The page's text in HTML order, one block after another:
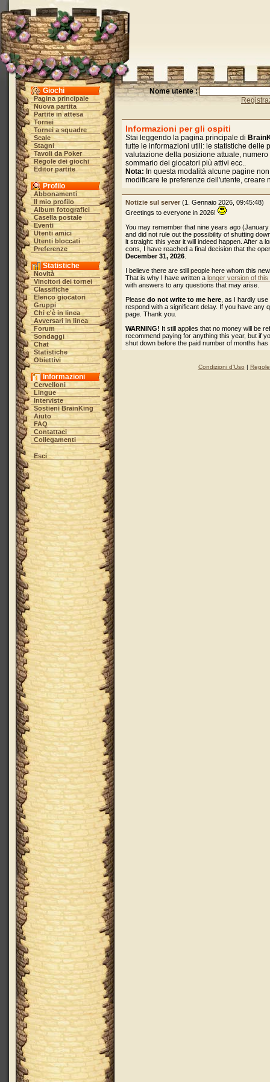
Giochi
Pagina principale
Nuova partita
Partite in attesa
Tornei
Tornei a squadre
Scale
Stagni
Tavoli da Poker
Regole dei giochi
Editor partite
Profilo
Abbonamenti
Il mio profilo
Album fotografici
Casella postale
Eventi
Utenti amici
Utenti bloccati
Preferenze
Statistiche
Novità
Vincitori dei tornei
Classifiche
Elenco giocatori
Gruppi
Chi c'è in linea
Avversari in linea
Forum
Sondaggi
Chat
Statistiche
Obiettivi
Informazioni
Cervelloni
Lingue
Interviste
Sostieni BrainKing
Aiuto
FAQ
Contattaci
Collegamenti
Esci
Nome utente :
Informazioni per gli ospiti
Stai leggendo la pagina principale di
tutte le informazioni utili: le statistiche delle
valutazione della posizione attuale,
sommario dei giocatori più attivi ecc..
Nota: In questa modalità alcune pagine
modificare le preferenze dell'utente, creare
Notizie sul server (1. Gennaio 2026, 09:45:48)
Greetings to everyone in 2026!
You may remember that nine years ago
and did not rule out the possibility of shutting
it straight: this year it will indeed happen. After a
cons, I have reached a final decision that the
December 31, 2026
I believe there are still people here whom this
That is why I have written a longer version of this
with answers to any questions that may arise.
Please do not write to me here , as I hardly
respond with a significant delay. If you have any
page. Thank you.
WARNING! It still applies that no money will be
recommend paying for anything this year, but if
shut down before the paid number of months has
Condizioni d'Uso |